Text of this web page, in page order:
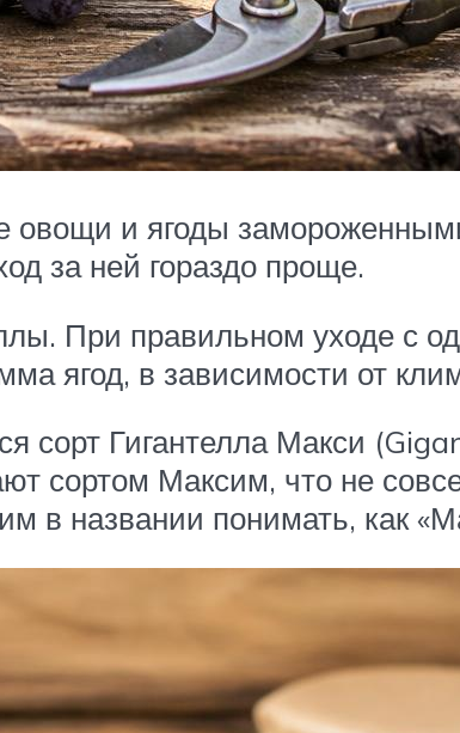
и ягоды
за ней гораздо проще.
При правильном уходе с
ягод, в зависимости от
сорт Гигантелла Макси
сортом Максим, что не
в названии понимать, как